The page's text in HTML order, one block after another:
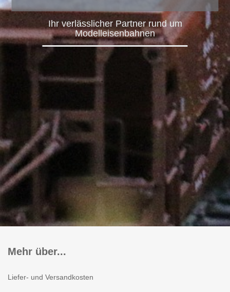
Ihr verlässlicher Partner rund um
Modelleisenbahnen
Mehr über...
Liefer- und Versandkosten